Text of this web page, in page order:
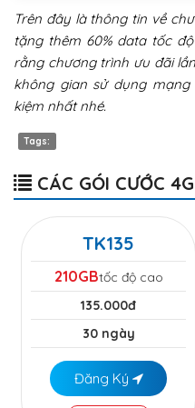
Trên đây là thông tin về
tặng thêm 60% data tốc
rằng chương trình ưu đãi
không gian sử dụng
kiệm nhất nhé.
Tags:
CÁC GÓI CƯỚC
TK135
210GBtốc độ cao
135.000đ
30 ngày
Đăng Ký